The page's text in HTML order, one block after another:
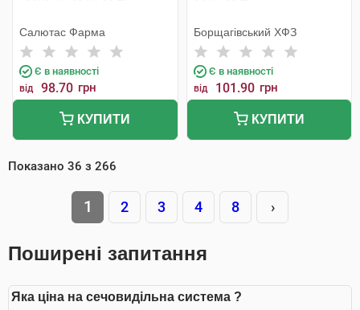
Салютас Фарма
Є в наявності
від 98.70 грн
КУПИТИ
Борщагівський ХФЗ
Є в наявності
від 101.90 грн
КУПИТИ
Показано 36 з 266
1 2 3 4 8 ›
Поширені запитання
Яка ціна на сечовидільна система ?